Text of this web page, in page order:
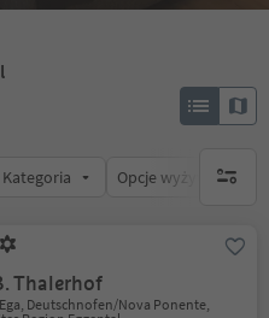
Kategoria Opcje wyżywieniabrak
Thalerhof
Deutschnofen/Nova Ponente,